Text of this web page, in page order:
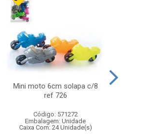
Mini moto 6cm solapa c/8
ref 726
Código: 571272
Embalagem: Unidade
Caixa Com: 24 Unidade(s)